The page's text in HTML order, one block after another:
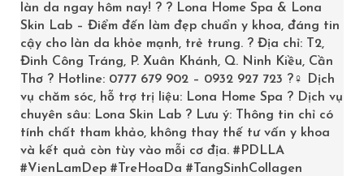
Tháng 7 2017
Tháng 6 2017
Tháng 8 2016
Tháng 5 2016
Tháng 4 2016
làn da ngay hôm nay! ? ? Lona Home Spa & Lona
Skin Lab – Điểm đến làm đẹp chuẩn y khoa, đáng tin
cậy cho làn da khỏe mạnh, trẻ trung. ? Địa chỉ: T2,
Đinh Công Tráng, P. Xuân Khánh, Q. Ninh Kiều, Cần
Thơ ? Hotline: 0777 679 902 – 0932 927 723 ?‍♀️ Dịch
vụ chăm sóc, hỗ trợ trị liệu: Lona Home Spa ? Dịch vụ
chuyên sâu: Lona Skin Lab ? Lưu ý: Thông tin chỉ có
tính chất tham khảo, không thay thế tư vấn y khoa
và kết quả còn tùy vào mỗi cơ địa. #PDLLA
#VienLamDep #TreHoaDa #TangSinhCollagen